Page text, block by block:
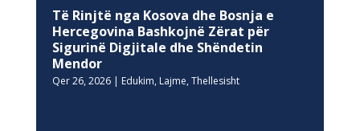
Të Rinjtë nga Kosova dhe Bosnja e
Hercegovina Bashkojnë Zërat për
Sigurinë Digjitale dhe Shëndetin
Mendor
Qer 26, 2026| Edukim, Lajme, Thellesisht